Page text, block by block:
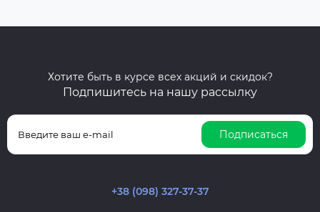
Хотите быть в курсе всех акций и скидок?
Подпишитесь на нашу рассылку
Подписаться
+38 (098) 327-37-37